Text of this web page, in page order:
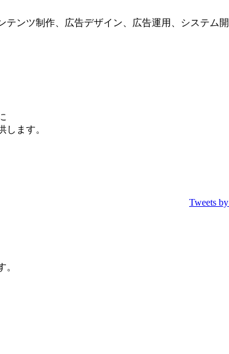
ンツ制作、広告デザイン、広告運用、システム開
します。
Tweets
。